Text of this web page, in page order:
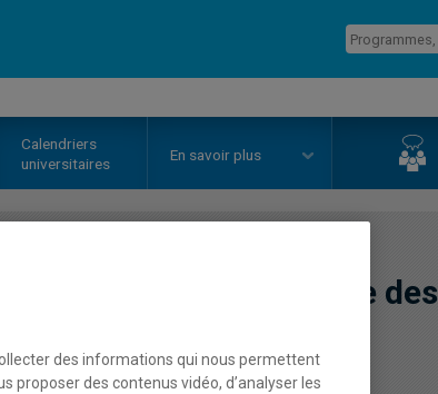
Calendriers
universitaires
En savoir plus
Responsabilité sociale des
des informations qui nous permettent
proposer des contenus vidéo, d’analyser les